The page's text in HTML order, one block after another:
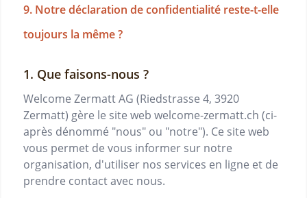
9. Notre déclaration de confidentialité reste-t-elle
toujours la même ?
Que faisons-nous ?
Welcome Zermatt AG (Riedstrasse 4, 3920
Zermatt) gère le site web welcome-zermatt.ch (ci-
après dénommé "nous" ou "notre"). Ce site web
vous permet de vous informer sur notre
organisation, d'utiliser nos services en ligne et de
prendre contact avec nous.